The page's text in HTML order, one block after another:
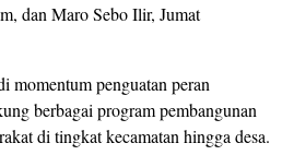
dan Maro Sebo Ilir, Jumat
momentum penguatan peran
berbagai program pembangunan
di tingkat kecamatan hingga desa.